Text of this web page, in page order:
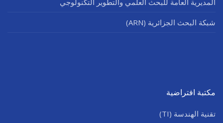
شبكة البحث الجزائرية (ARN)
مكتبة افتراضية
تقنية الهندسة (TI)